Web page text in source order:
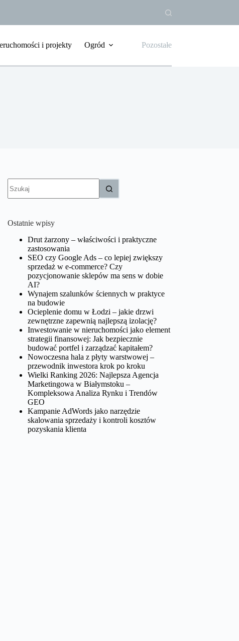
i projekty Ogród Pozostałe
wyników
Ostatnie wpisy
Drut żarzony – właściwości i praktyczne
zastosowania
SEO czy Google Ads – co lepiej zwiększy
sprzedaż w e-commerce? Czy
pozycjonowanie sklepów ma sens w dobie
AI?
Wynajem szalunków ściennych w praktyce
na budowie
Ocieplenie domu w Łodzi – jakie drzwi
zewnętrzne zapewnią najlepszą izolację?
Inwestowanie w nieruchomości jako element
strategii finansowej: Jak bezpiecznie
budować portfel i zarządzać kapitałem?
Nowoczesna hala z płyty warstwowej –
przewodnik inwestora krok po kroku
Wielki Ranking 2026: Najlepsza Agencja
Marketingowa w Białymstoku –
Kompleksowa Analiza Rynku i Trendów
GEO
Kampanie AdWords jako narzędzie
skalowania sprzedaży i kontroli kosztów
pozyskania klienta